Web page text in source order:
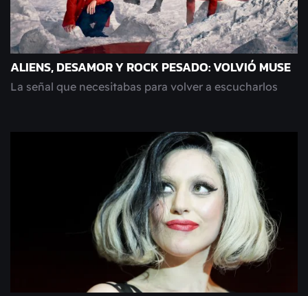
ALIENS, DESAMOR Y ROCK PESADO: VOLVIÓ MUSE
La señal que necesitabas para volver a escucharlos